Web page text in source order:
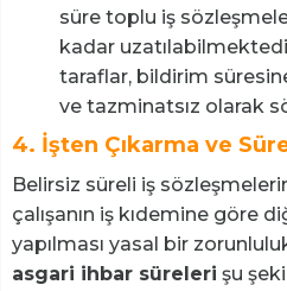
süre toplu iş
kadar
taraflar, bildirim
ve tazminatsız olarak
4. İşten Çıkarma ve
Belirsiz süreli iş
çalışanın iş kıdemine göre
yapılması yasal bir
asgari ihbar süreleri şu